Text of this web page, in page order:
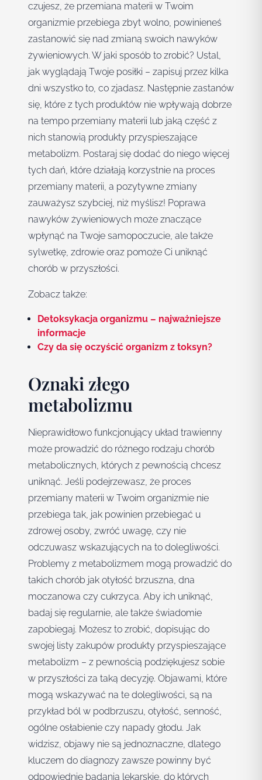
czujesz, że przemiana materii w Twoim
organizmie przebiega zbyt wolno, powinieneś
zastanowić się nad zmianą swoich nawyków
żywieniowych. W jaki sposób to zrobić? Ustal,
jak wyglądają Twoje posiłki – zapisuj przez kilka
dni wszystko to, co zjadasz. Następnie zastanów
się, które z tych produktów nie wpływają dobrze
na tempo przemiany materii lub jaką część z
nich stanowią produkty przyspieszające
metabolizm. Postaraj się dodać do niego więcej
tych dań, które działają korzystnie na proces
przemiany materii, a pozytywne zmiany
zauważysz szybciej, niż myślisz! Poprawa
nawyków żywieniowych może znaczące
wpłynąć na Twoje samopoczucie, ale także
sylwetkę, zdrowie oraz pomoże Ci uniknąć
chorób w przyszłości.
Zobacz także:
Detoksykacja organizmu – najważniejsze
informacje
Czy da się oczyścić organizm z toksyn?
Oznaki złego
metabolizmu
Nieprawidłowo funkcjonujący układ trawienny
może prowadzić do różnego rodzaju chorób
metabolicznych, których z pewnością chcesz
uniknąć. Jeśli podejrzewasz, że proces
przemiany materii w Twoim organizmie nie
przebiega tak, jak powinien przebiegać u
zdrowej osoby, zwróć uwagę, czy nie
odczuwasz wskazujących na to dolegliwości.
Problemy z metabolizmem mogą prowadzić do
takich chorób jak otyłość brzuszna, dna
moczanowa czy cukrzyca. Aby ich uniknąć,
badaj się regularnie, ale także świadomie
zapobiegaj. Możesz to zrobić, dopisując do
swojej listy zakupów produkty przyspieszające
metabolizm – z pewnością podziękujesz sobie
w przyszłości za taką decyzję. Objawami, które
mogą wskazywać na te dolegliwości, są na
przykład ból w podbrzuszu, otyłość, senność,
ogólne osłabienie czy napady głodu. Jak
widzisz, objawy nie są jednoznaczne, dlatego
kluczem do diagnozy zawsze powinny być
odpowiednie badania lekarskie, do których